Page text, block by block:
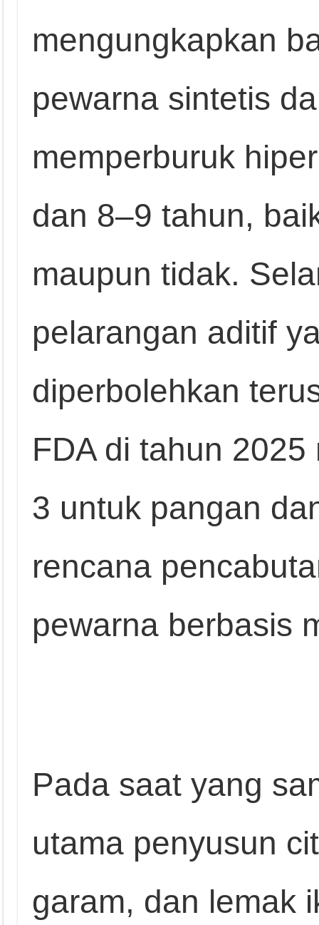
mengungkapkan
pewarna sintetis
memperburuk
dan 8–9 tahun,
maupun tidak.
pelarangan aditif
diperbolehkan
FDA di tahun
3 untuk pangan
rencana
pewarna berbasis
Pada saat yang
utama penyusun
garam, dan lemak